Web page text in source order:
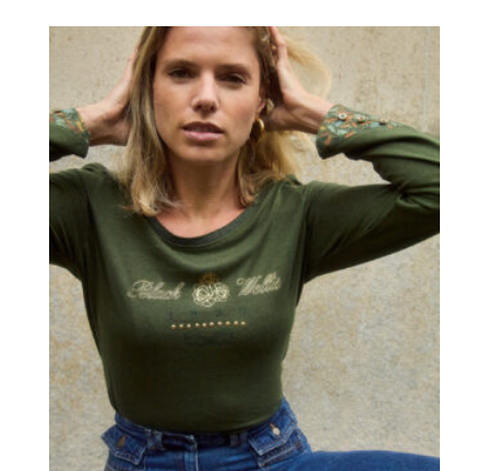
était :
39,00 €.
est :
19,00 €.